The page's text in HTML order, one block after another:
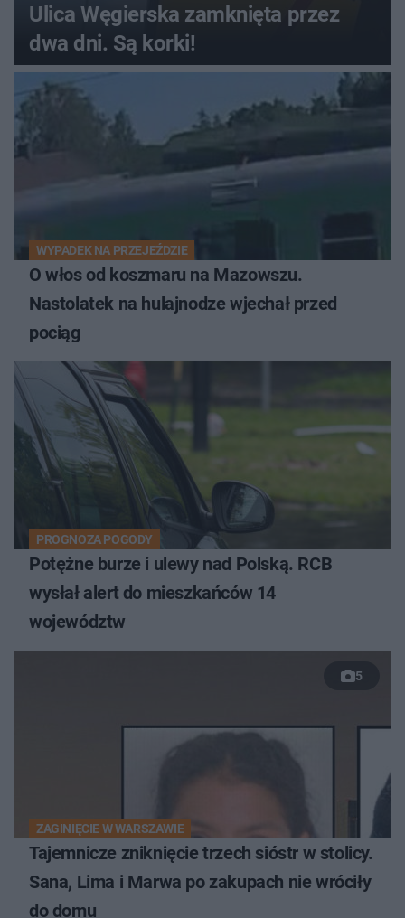
Ulica Węgierska zamknięta przez
dwa dni. Są korki!
WYPADEK NA PRZEJEŹDZIE
O włos od koszmaru na Mazowszu.
Nastolatek na hulajnodze wjechał przed
pociąg
PROGNOZA POGODY
Potężne burze i ulewy nad Polską. RCB
wysłał alert do mieszkańców 14
województw
5
ZAGINIĘCIE W WARSZAWIE
Tajemnicze zniknięcie trzech sióstr w stolicy.
Sana, Lima i Marwa po zakupach nie wróciły
do domu